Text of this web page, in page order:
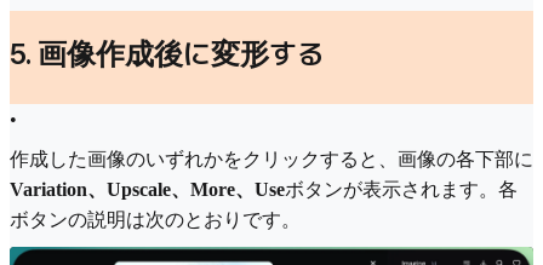
5. 画像作成後に変形する
•
作成した画像のいずれかをクリックすると、画像の各下部に
Variation、Upscale、More、Useボタンが表示されます。各
ボタンの説明は次のとおりです。